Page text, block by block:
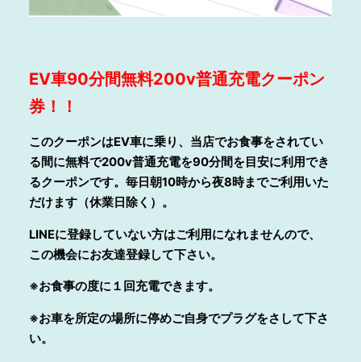
EV車90分間無料200v普通充電クーポン
券！！
このクーポンはEV車に乗り、当店でお食事をされてい
る間に無料で200v普通充電を90分間を目安に利用でき
るクーポンです。毎日朝10時から夜8時までご利用いた
だけます（休業日除く）。
LINEに登録していない方はご利用になれませんので、
この機会にお友達登録して下さい。
※お食事の度に１回充電できます。
※お車を所定の場所に停めご自身でプラグをさして下さ
い。